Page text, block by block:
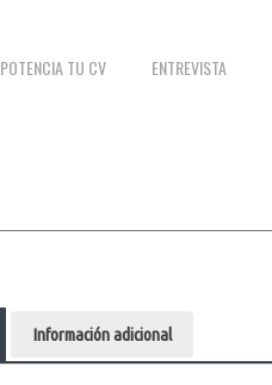
POTENCIA TU CV ENTREVISTA
Información adicional